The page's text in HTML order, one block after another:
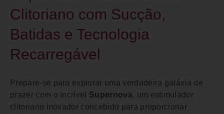
Clitoriano com Sucção,
Batidas e Tecnologia
Recarregável
Prepare-se para explorar uma verdadeira galáxia de
prazer com o incrível Supernova, um estimulador
clitoriano inovador concebido para proporcionar